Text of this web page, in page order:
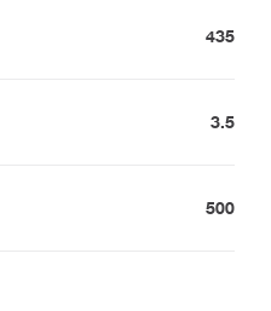
435
3.5
500